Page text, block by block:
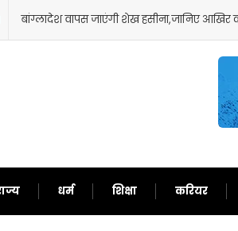
वापस जाएंगी शेख हसीना,जानिए आखिर क्यों लिया
धर्म शिक्षा करियर